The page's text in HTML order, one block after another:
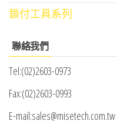
鎖付工具系列
聯絡我們
Tel:(02)2603-0973
Fax:(02)2603-0993
E-mail:sales@misetech.com.tw